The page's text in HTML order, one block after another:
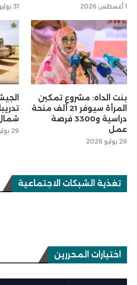
1 أغسطس 2026 31 يوليو 2026
بنت الداه: مشروع تمكين
المرأة سيوفر 21 ألف منحة
دراسية و3300 فرصة
عمل
29 يوليو 2026
29 يوليو 2026
تغذية الشبكات الاجتماعية
اختيارات المحررين